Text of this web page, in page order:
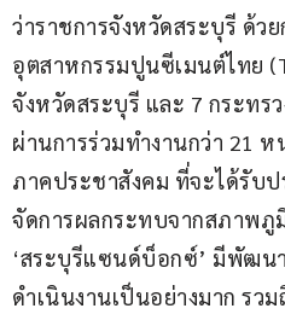
ว่าราชการจังหวัดสระบุรี ด้ว
อุตสาหกรรมปูนซีเมนต์ไทย
จังหวัดสระบุรี และ 7 กระทร
ผ่านการร่วมทำงานกว่า 21
ภาคประชาสังคม ที่จะได้รับ
จัดการผลกระทบจากสภาพภู
‘สระบุรีแซนด์บ็อกซ์’ มีพัฒน
ดำเนินงานเป็นอย่างมาก รว